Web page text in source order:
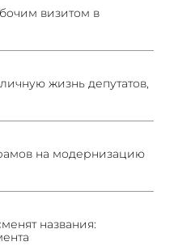
визитом в
жизнь депутатов,
на модернизацию
названия: